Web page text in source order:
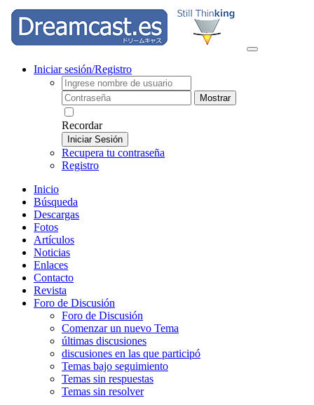
Iniciar sesión/Registro
Mostrar
Recordar
Iniciar Sesión
Recupera tu contraseña
Registro
Inicio
Búsqueda
Descargas
Fotos
Artículos
Noticias
Enlaces
Contacto
Revista
Foro de Discusión
Foro de Discusión
Comenzar un nuevo Tema
últimas discusiones
discusiones en las que participó
Temas bajo seguimiento
Temas sin respuestas
Temas sin resolver